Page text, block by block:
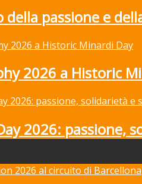
della passione e
2026 a Historic
2026: passione,